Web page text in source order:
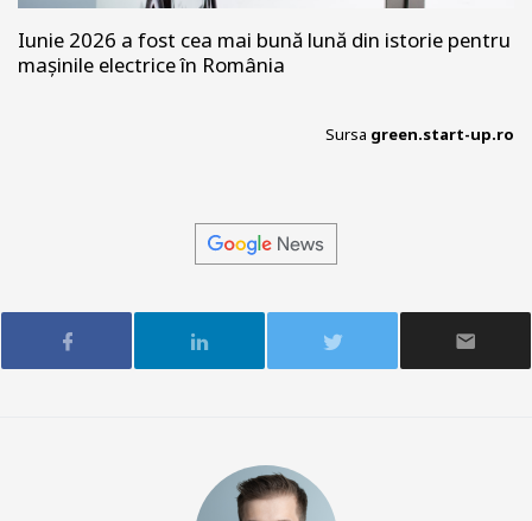
Iunie 2026 a fost cea mai bună lună din istorie pentru
mașinile electrice în România
Sursa green.start-up.ro